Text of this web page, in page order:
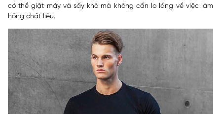
có thể giặt máy và sấy khô mà không cần lo lắng về việc làm
hỏng chất liệu.